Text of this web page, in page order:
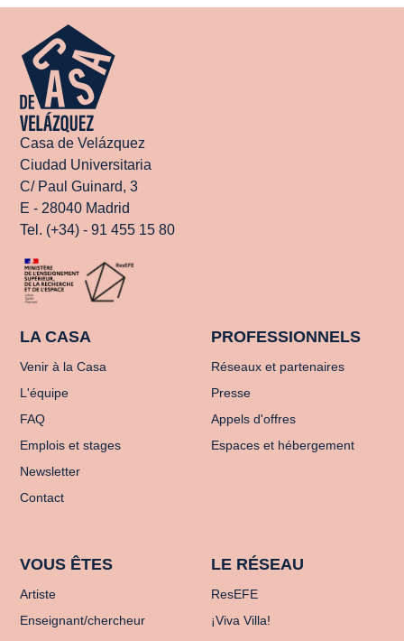
Casa de Velázquez
Ciudad Universitaria
C/ Paul Guinard, 3
E - 28040 Madrid
Tel. (+34) - 91 455 15 80
LA CASA
Venir à la Casa
L'équipe
FAQ
Emplois et stages
Newsletter
Contact
PROFESSIONNELS
Réseaux et partenaires
Presse
Appels d'offres
Espaces et hébergement
VOUS ÊTES
Artiste
Enseignant/chercheur
LE RÉSEAU
ResEFE
¡Viva Villa!